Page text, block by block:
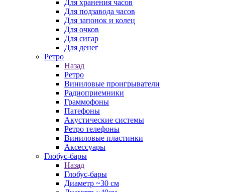
Для хранения часов
Для подзавода часов
Для запонок и колец
Для очков
Для сигар
Для денег
Ретро
Назад
Ретро
Виниловые проигрыватели
Радиоприемники
Граммофоны
Патефоны
Акустические системы
Ретро телефоны
Виниловые пластинки
Аксессуары
Глобус-бары
Назад
Глобус-бары
Диаметр ~30 см